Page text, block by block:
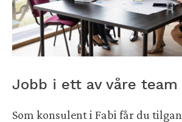
Jobb i ett av våre team
Som konsulent i Fabi får du